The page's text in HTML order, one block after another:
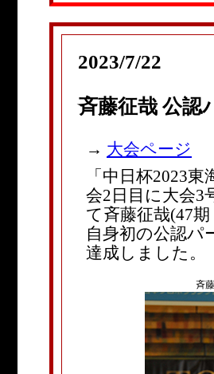
2023/7/22
斉藤征哉 公認
→ 大会ページ
「中日杯2023
会2日目に大会3
て斉藤征哉(47
自身初の公認パ
達成しました。
斉